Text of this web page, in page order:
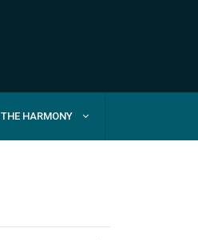
THE HARMONY